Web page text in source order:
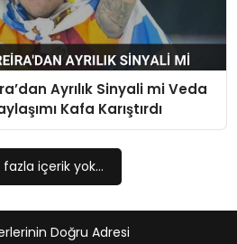
Ayrılık Sinyali mi Veda
Kafa Karıştırdı
içerik yok...
Doğru Adresi